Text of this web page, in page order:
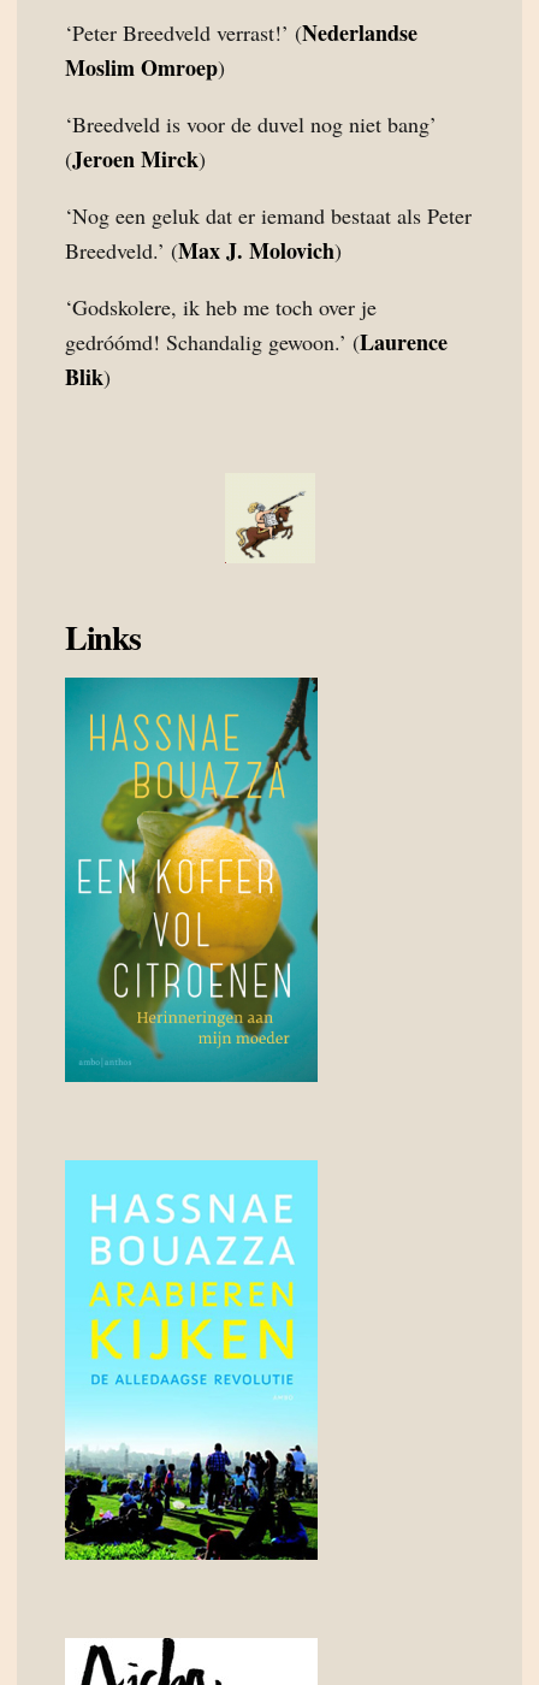
‘Peter Breedveld verrast!’ (Nederlandse
Moslim Omroep)
‘Breedveld is voor de duvel nog niet bang’
(Jeroen Mirck)
‘Nog een geluk dat er iemand bestaat als Peter
Breedveld.’ (Max J. Molovich)
‘Godskolere, ik heb me toch over je
gedróómd! Schandalig gewoon.’ (Laurence
Blik)
Links